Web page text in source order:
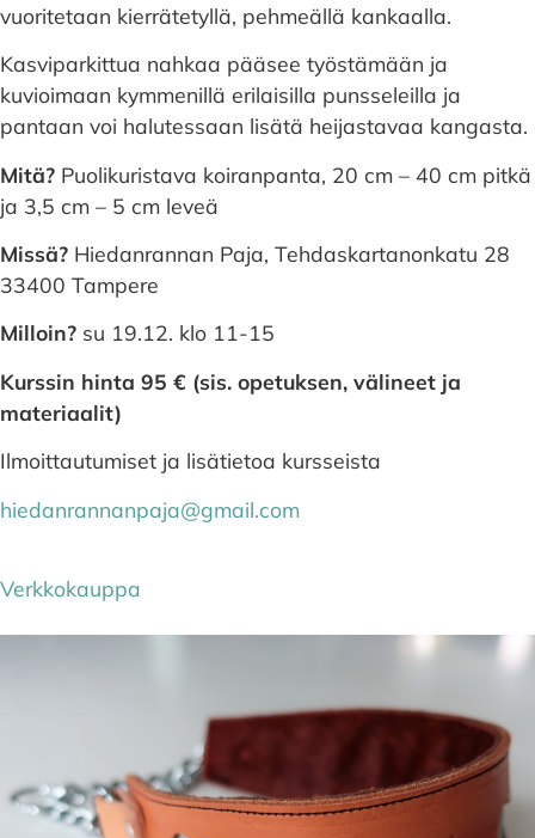
vuoritetaan kierrätetyllä, pehmeällä kankaalla.
Kasviparkittua nahkaa pääsee työstämään ja
kuvioimaan kymmenillä erilaisilla punsseleilla ja
pantaan voi halutessaan lisätä heijastavaa kangasta.
Mitä? Puolikuristava koiranpanta, 20 cm – 40 cm pitkä
ja 3,5 cm – 5 cm leveä
Missä? Hiedanrannan Paja, Tehdaskartanonkatu 28
33400 Tampere
Milloin? su 19.12. klo 11-15
Kurssin hinta 95 € (sis. opetuksen, välineet ja
materiaalit)
Ilmoittautumiset ja lisätietoa kursseista
hiedanrannanpaja@gmail.com
Verkkokauppa